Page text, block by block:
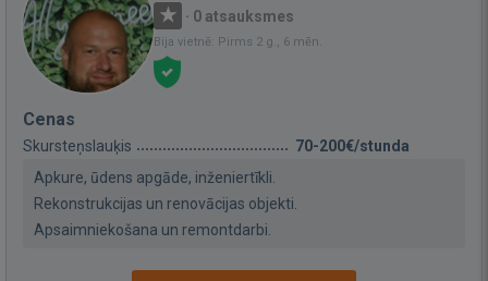
· 0 atsauksmes
Bija vietnē: Pirms 2 g., 6 mēn.
Cenas
Skursteņslauķis
70-200€/stunda
Apkure, ūdens apgāde, inženiertīkli.
Rekonstrukcijas un renovācijas objekti.
Apsaimniekošana un remontdarbi.